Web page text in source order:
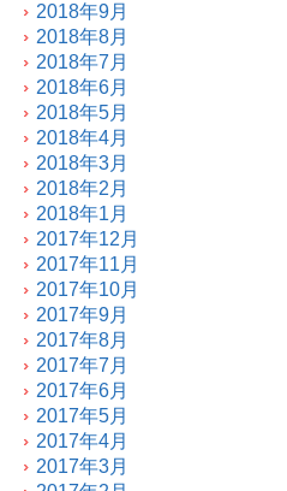
2018年9月
2018年8月
2018年7月
2018年6月
2018年5月
2018年4月
2018年3月
2018年2月
2018年1月
2017年12月
2017年11月
2017年10月
2017年9月
2017年8月
2017年7月
2017年6月
2017年5月
2017年4月
2017年3月